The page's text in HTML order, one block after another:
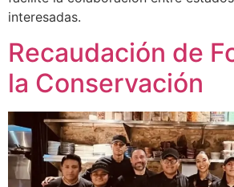
interesadas.
Recaudación de
la Conservación